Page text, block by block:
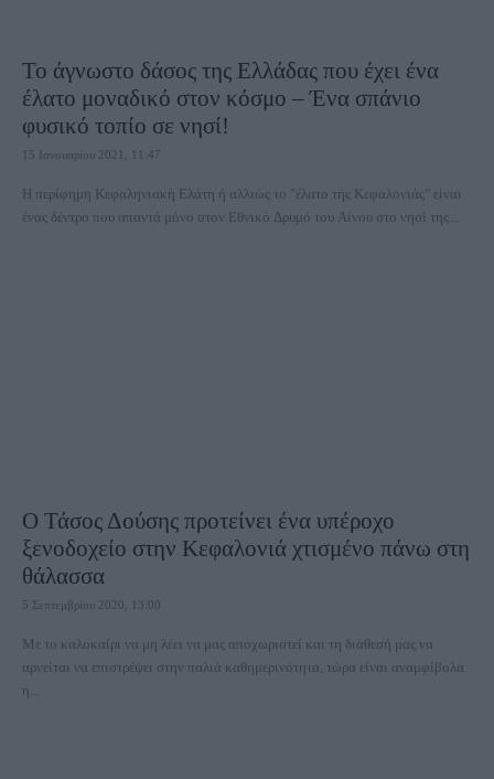
Το άγνωστο δάσος της Ελλάδας που έχει ένα
έλατο μοναδικό στον κόσμο – Ένα σπάνιο
φυσικό τοπίο σε νησί!
15 Ιανουαρίου 2021, 11:47
Η περίφημη Κεφαληνιακή Ελάτη ή αλλιώς το "έλατο της Κεφαλονιάς" είναι
ένας δέντρο που απαντά μόνο στον Εθνικό Δρυμό του Αίνου στο νησί της...
Ο Τάσος Δούσης προτείνει ένα υπέροχο
ξενοδοχείο στην Κεφαλονιά χτισμένο πάνω στη
θάλασσα
5 Σεπτεμβρίου 2020, 13:00
Με το καλοκαίρι να μη λέει να μας αποχωριστεί και τη διάθεσή μας να
αρνείται να επιστρέψει στην παλιά καθημερινότητα, τώρα είναι αναμφίβολα
η...